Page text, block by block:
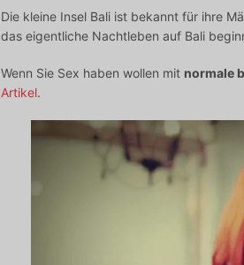
Die kleine Insel Bali ist bekannt für ihre
das eigentliche Nachtleben auf Bali
Wenn Sie Sex haben wollen mit normale
Artikel.